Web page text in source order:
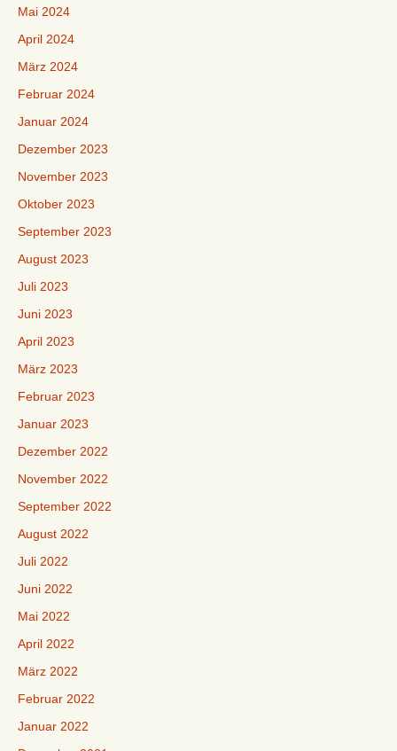
Mai 2024
April 2024
März 2024
Februar 2024
Januar 2024
Dezember 2023
November 2023
Oktober 2023
September 2023
August 2023
Juli 2023
Juni 2023
April 2023
März 2023
Februar 2023
Januar 2023
Dezember 2022
November 2022
September 2022
August 2022
Juli 2022
Juni 2022
Mai 2022
April 2022
März 2022
Februar 2022
Januar 2022